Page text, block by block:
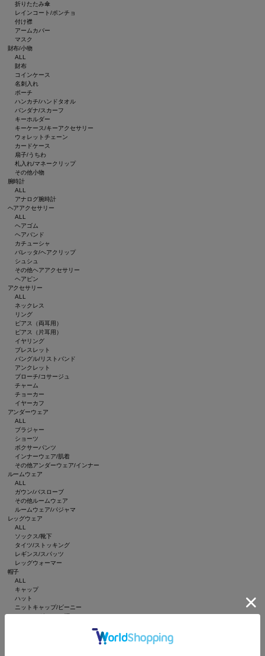
折りたたみ傘
レインコート/ポンチョ
付け襟
アームカバー
マスク
財布/小物
ALL
財布
コインケース
名刺入れ
ポーチ
ハンカチ/ハンドタオル
バンダナ/スカーフ
キーホルダー
キーケース/キーアクセサリー
ウォレットチェーン
カードケース
扇子/うちわ
札入れ/マネークリップ
その他小物
腕時計
ALL
アナログ腕時計
ヘアアクセサリー
ALL
ヘアゴム
ヘアバンド
カチューシャ
バレッタ/ヘアクリップ
シュシュ
その他ヘアアクセサリー
ヘアピン
アクセサリー
ALL
ネックレス
リング
ピアス（両耳用）
ピアス（片耳用）
イヤリング
ブレスレット
バングル/リストバンド
アンクレット
ブローチ/コサージュ
チャーム
チョーカー
イヤーカフ
アンダーウェア
ALL
ブラジャー
ショーツ
ボクサーパンツ
インナーウェア/肌着
その他アンダーウェア/インナー
ルームウェア
ALL
ガウン/バスローブ
その他ルームウェア
ルームウェア/パジャマ
レッグウェア
ALL
ソックス/靴下
タイツ/ストッキング
レギンス/スパッツ
レッグウォーマー
帽子
ALL
キャップ
ハット
ニットキャップ/ビーニー
ハンチング/ベレー帽